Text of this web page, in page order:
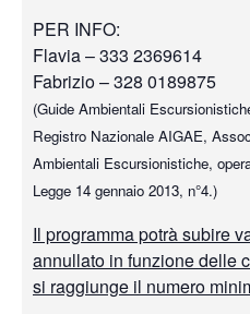
PER INFO:
Flavia – 333 2369614
Fabrizio – 328 0189875
(Guide Ambientali
Registro Nazionale AIGAE,
Ambientali Escursionistiche,
Legge 14 gennaio 2013, n°4.)
Il programma potrà subire
annullato in funzione delle
si raggiunge il numero